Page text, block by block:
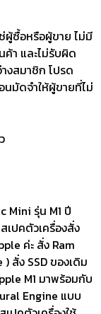
ผู้ซื้อหรือผู้ขาย ไม่มี
ค้า และไม่รับผิด
งสมาชิก โปรด
มัดจำให้ผู้ขายที่ไม่
Mini รุ่น M1 ปี
ปคตัวเครื่องสั่ง
ค่ะ สั่ง Ram
สั่ง SSD ของเดิม
M1 มาพร้อมกับ
Engine แบบ